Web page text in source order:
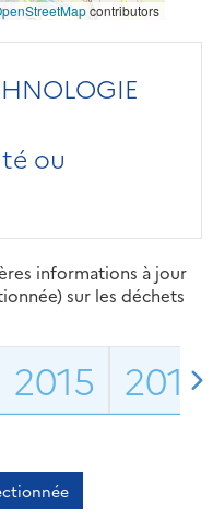
contributors
ou
informations à jour
sur les déchets
2015 2016